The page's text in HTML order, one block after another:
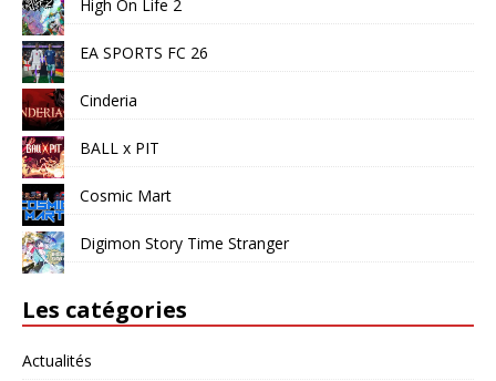
High On Life 2
EA SPORTS FC 26
Cinderia
BALL x PIT
Cosmic Mart
Digimon Story Time Stranger
Les catégories
Actualités